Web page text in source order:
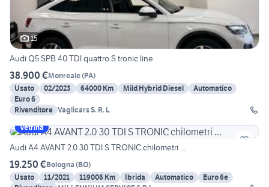
15
Audi Q5 SPB 40 TDI quattro S tronic line
38.900 €Monreale(PA)
Usato
02/2023 64000 Km Mild Hybrid Diesel
Automatico
Euro 6
Rivenditore Vaglicars S. R. L
Vetrina
Audi A4 AVANT 2.0 30 TDI S TRONIC chilometri ...
19.250 €Bologna (BO)
Usato
11/2021 119006 Km Ibrida Automatico
Euro 6e